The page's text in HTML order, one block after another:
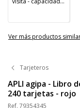
Ver más productos
Tarjeteros
APLI agipa - Libro
240 tarjetas - rojo
Ref. 79354345